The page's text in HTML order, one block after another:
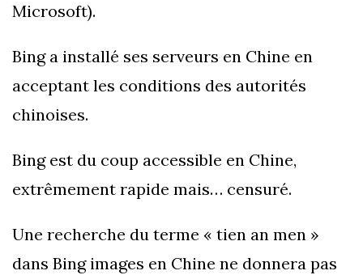
Microsoft).
Bing a installé ses serveurs en Chine en
acceptant les conditions des autorités
chinoises.
Bing est du coup accessible en Chine,
extrêmement rapide mais… censuré.
Une recherche du terme « tien an men »
dans Bing images en Chine ne donnera pas